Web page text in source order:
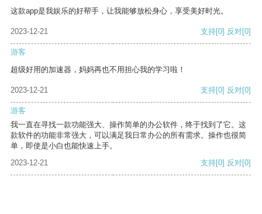
这款app是我娱乐的好帮手，让我能够放松身心，享受美好时光。
2023-12-21 支持[0] 反对[0]
游客
超级好用的加速器，妈妈再也不用担心我的学习啦！
2023-12-21 支持[0] 反对[0]
游客
我一直在寻找一款功能强大、操作简单的办公软件，终于找到了它。这
款软件的功能非常强大，可以满足我日常办公的所有需求。操作也很简
单，即使是小白也能快速上手。
2023-12-21
支持[0] 反对[0]